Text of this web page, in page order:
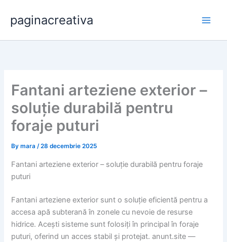
content
paginacreativa
Fantani arteziene exterior –
soluție durabilă pentru
foraje puturi
Bymara/28 decembrie 2025
Fantani arteziene exterior – soluție durabilă pentru foraje
puturi
Fantani arteziene exterior sunt o soluție eficientă pentru a
accesa apă subterană în zonele cu nevoie de resurse
hidrice. Acești sisteme sunt folosiți în principal în foraje
puturi, oferind un acces stabil și protejat. anunt.site —